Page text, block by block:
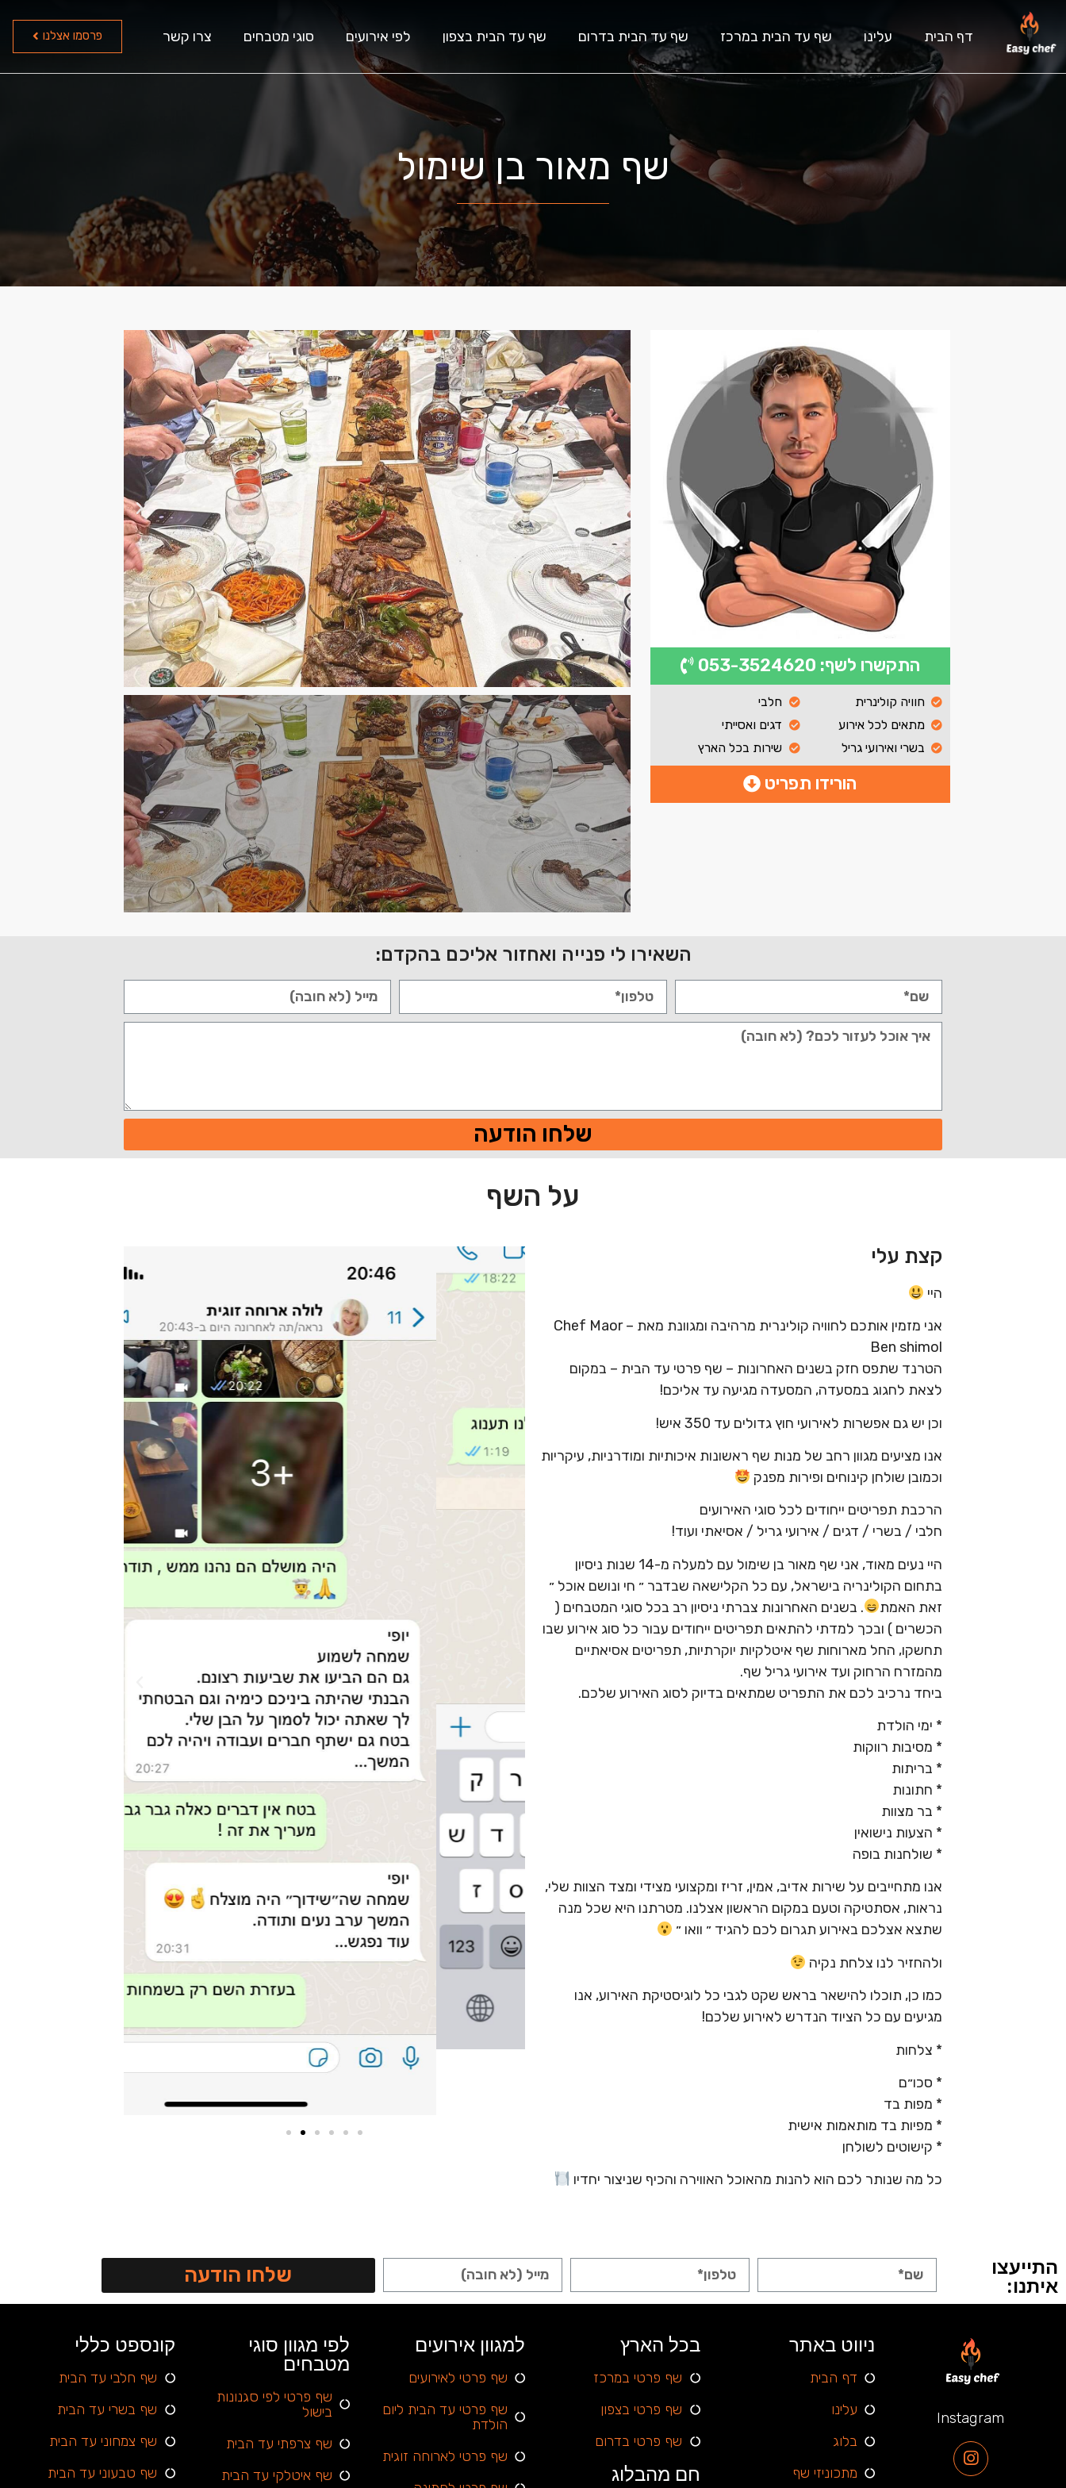
דף הבית עלינו שף עד הבית במרכז שף עד הבית בדרום שף עד הבית בצפון לפי אירועים סוגי מטבחים צרו קשר פרסמו אצלנו
שף מאור בן שימול
התקשרו לשף: 053-3524620
חוויה קולינרית
מתאים לכל אירוע
בשרי ואירועי גריל
חלבי
דגים ואסייתי
שירות בכל הארץ
הורידו תפריט
השאירו לי פנייה ואחזור אליכם בהקדם:
שלחו הודעה
על השף
קצת עלי
היי
אני מזמין אותכם לחוויה קולינרית מרהיבה ומגוונת מאת – Chef Maor
Ben shimol
הטרנד שתפס חזק בשנים האחרונות – שף פרטי עד הבית – במקום
לצאת לחגוג במסעדה, המסעדה מגיעה עד אליכם!
וכן יש גם אפשרות לאירועי חוץ גדולים עד 350 איש!
אנו מציעים מגוון רחב של מנות שף ראשונות איכותיות ומודרניות, עיקריות
וכמובן שולחן קינוחים ופירות מפנק
הרכבת תפריטים ייחודים לכל סוגי האירועים
חלבי / בשרי / דגים / אירועי גריל / אסיאתי ועוד!
היי נעים מאוד, אני שף מאור בן שימול עם למעלה מ-14 שנות ניסיון
בתחום הקולינריה בישראל, עם כל הקלישאה שבדבר ״ חי ונושם אוכל ״
זאת האמת
. בשנים האחרונות צברתי ניסיון רב בכל סוגי המטבחים (
הכשרים ) ובכך למדתי להתאים תפריטים ייחודים עבור כל סוג אירוע שבו
תחשקו, החל מארוחות שף איטלקיות יוקרתיות, תפריטים אסיאתיים
מהמזרח הרחוק ועד אירועי גריל שף.
ביחד נרכיב לכם את התפריט שמתאים בדיוק לסוג האירוע שלכם.
* ימי הולדת
* מסיבות רווקות
* בריתות
* חתונות
* בר מצוות
* הצעות נישואין
* שולחנות בופה
אנו מתחייבים על שירות אדיב, אמין, זריז ומקצועי מצידי ומצד הצוות שלי,
נראות, אסתטיקה וטעם במקום הראשון אצלנו. מטרתנו היא שכל מנה
שתצא אצלכם באירוע תגרום לכם להגיד ״ וואו ״
ולהחזיר לנו צלחת נקיה
כמו כן, תוכלו להישאר בראש שקט לגבי כל לוגיסטיקת האירוע, אנו
מגיעים עם כל הציוד הנדרש לאירוע שלכם!
* צלחות
* סכו״ם
* מפות בד
* מפיות בד מותאמות אישית
* קישוטים לשולחן
כל מה שנותר לכם הוא להנות מהאוכל האווירה והכיף שניצור יחדיו
התייעצו
איתנו: שלחו הודעה
Instagram
ניווט באתר
דף הבית
עלינו
בלוג
מתכוניזי שף
בכל הארץ
שף פרטי במרכז
שף פרטי בצפון
שף פרטי בדרום
חם מהבלוג
למגוון אירועים
שף פרטי לאירועים
שף פרטי עד הבית ליום
הולדת
שף פרטי לארוחה זוגית
לפי מגוון סוגי
מטבחים
שף פרטי לפי סגנונות
בישול
שף צרפתי עד הבית
שף איטלקי עד הבית
קונספט כללי
שף חלבי עד הבית
שף בשרי עד הבית
שף צמחוני עד הבית
שף טבעוני עד הבית